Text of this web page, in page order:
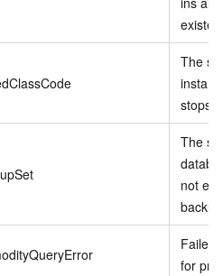
The
stops
The
not
Failed
for